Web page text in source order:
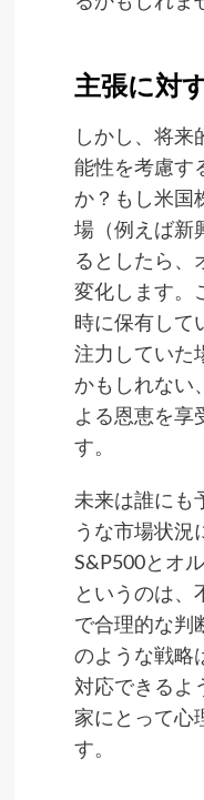
主張に対
しかし、将来
能性を考慮す
か？もし米国
場（例えば新
るとしたら、
変化します。
時に保有して
注力していた
かもしれない
よる恩恵を享
す。
未来は誰にも
うな市場状況
S&P500とオ
というのは、
で合理的な判
のような戦略
対応できるよ
家にとって心
す。